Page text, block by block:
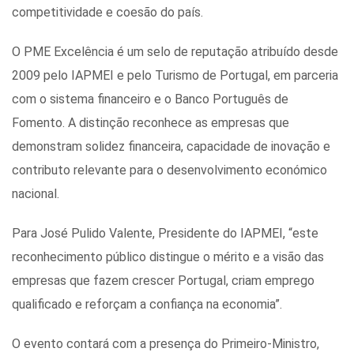
competitividade e coesão do país.
O PME Excelência é um selo de reputação atribuído desde
2009 pelo IAPMEI e pelo Turismo de Portugal, em parceria
com o sistema financeiro e o Banco Português de
Fomento. A distinção reconhece as empresas que
demonstram solidez financeira, capacidade de inovação e
contributo relevante para o desenvolvimento económico
nacional.
Para José Pulido Valente, Presidente do IAPMEI, “este
reconhecimento público distingue o mérito e a visão das
empresas que fazem crescer Portugal, criam emprego
qualificado e reforçam a confiança na economia”.
O evento contará com a presença do Primeiro-Ministro,